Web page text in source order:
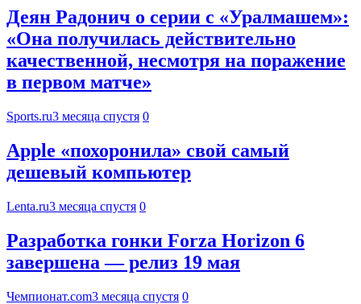
Деян Радонич о серии с «Уралмашем»:
«Она получилась действительно
качественной, несмотря на поражение
в первом матче»
Sports.ru3 месяца спустя 0
Apple «похоронила» свой самый
дешевый компьютер
Lenta.ru3 месяца спустя 0
Разработка гонки Forza Horizon 6
завершена — релиз 19 мая
Чемпионат.com3 месяца спустя 0